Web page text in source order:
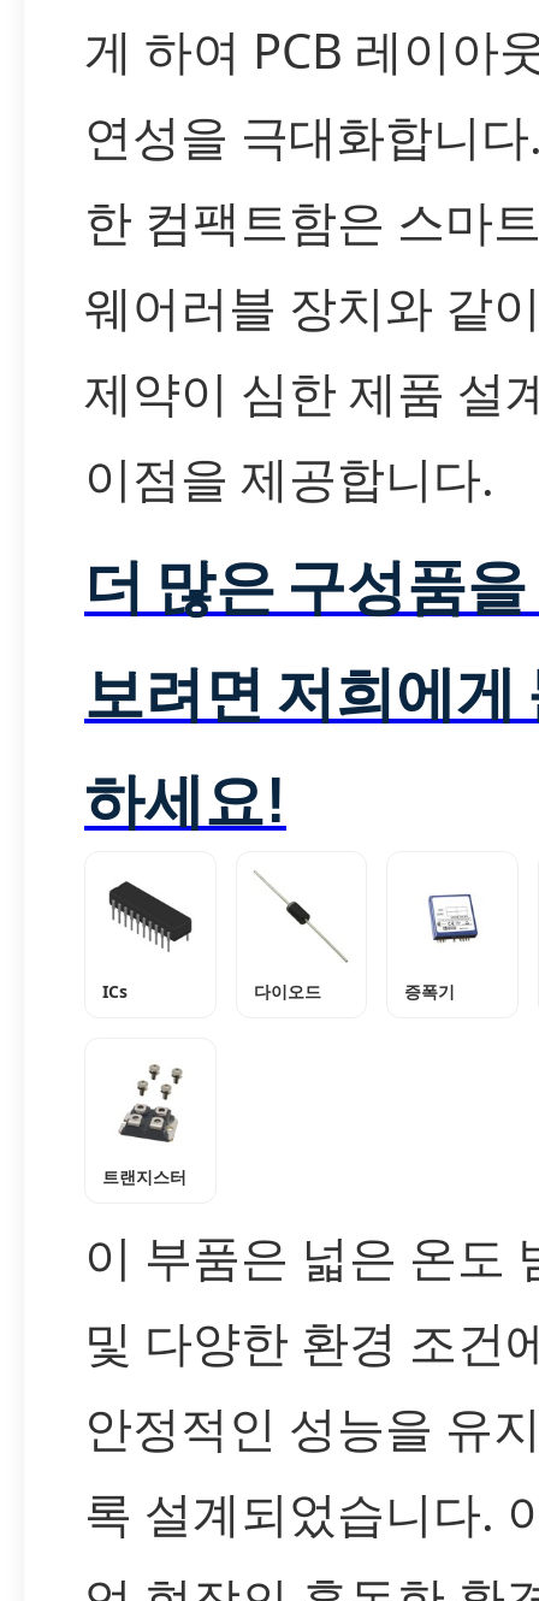
게 하여 PCB 레이아
연성을 극대화합니
한 컴팩트함은 스마
웨어러블 장치와 같
제약이 심한 제품 설
이점을 제공합니다.
더 많은 구성품
보려면 저희에게
하세요!
ICs 다이오드 증폭기
트랜지스터
이 부품은 넓은 온도
및 다양한 환경 조건
안정적인 성능을 유
록 설계되었습니다.